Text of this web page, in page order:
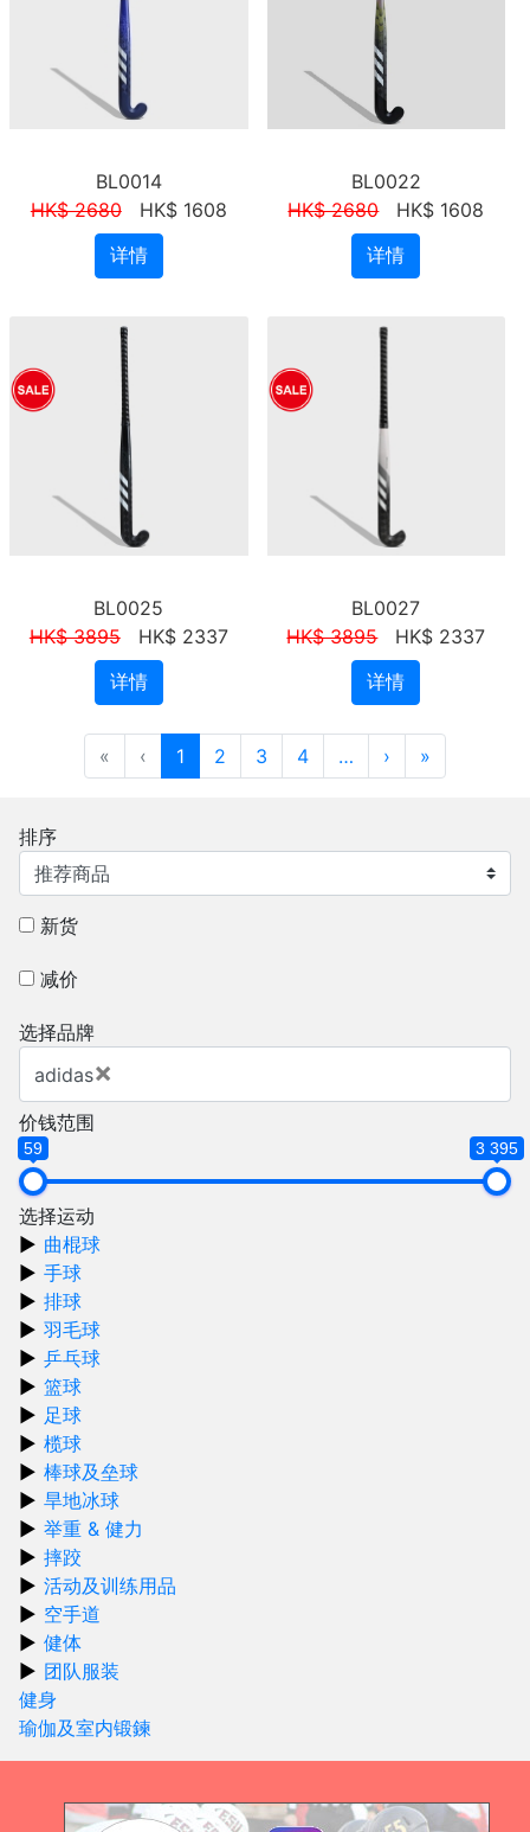
BL0014
HK$ 2680HK$ 1608
详情
BL0022
HK$ 2680HK$ 1608
详情
BL0025
HK$ 3895HK$ 2337
详情
BL0027
HK$ 3895HK$ 2337
详情
« ‹ 1 2 3 4 … › »
排序
新货
减价
选择品牌
adidas×
价钱范围
59 3 395
选择运动
曲棍球
手球
排球
羽毛球
乒乓球
篮球
足球
榄球
棒球及垒球
旱地冰球
举重 & 健力
摔跤
活动及训练用品
空手道
健体
团队服装
健身
瑜伽及室内锻鍊